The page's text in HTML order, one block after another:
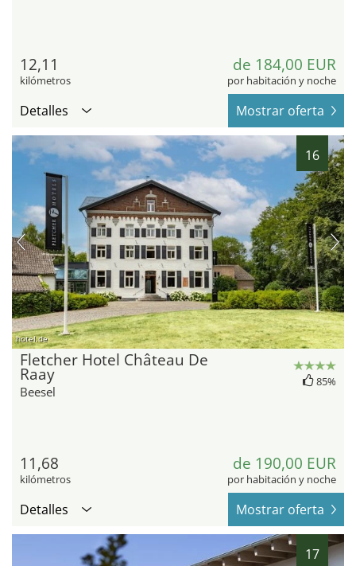
12,11
kilómetros
de 184,00 EUR
por habitación y noche
Detalles Mostrar oferta
16
hotel.de
Fletcher Hotel Château De
Raay
Beesel
85%
11,68
kilómetros
de 190,00 EUR
por habitación y noche
Detalles Mostrar oferta
17